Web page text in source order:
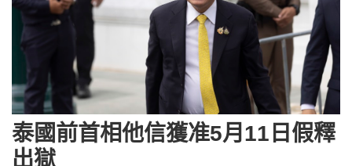
泰國前首相他信獲准5月11日假釋
出獄